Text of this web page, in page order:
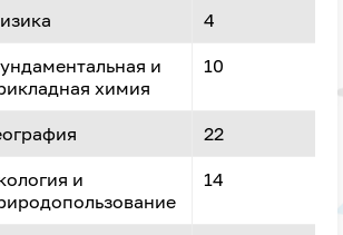
4
и
химия
10
22
и
14